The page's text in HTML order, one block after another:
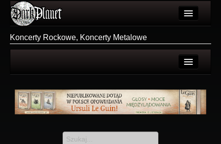
Użytkownicy
Galeria
Forum
Koncerty Rockowe, Koncerty Metalowe
Polecane